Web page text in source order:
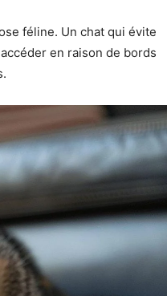
féline. Un chat qui évite
en raison de bords